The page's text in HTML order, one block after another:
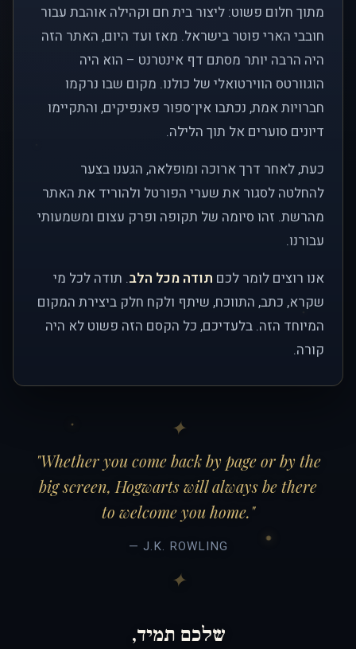
מתוך חלום פשוט: ליצור בית חם וקהילה אוהבת עבור
חובבי הארי פוטר בישראל. מאז ועד היום, האתר הזה
היה הרבה יותר מסתם דף אינטרנט – הוא היה
הוגוורטס הווירטואלי של כולנו. מקום שבו נרקמו
חברויות אמת, נכתבו אין־ספור פאנפיקים, והתקיימו
דיונים סוערים אל תוך הלילה.
כעת, לאחר דרך ארוכה ומופלאה, הגענו בצער
להחלטה לסגור את שערי הפורטל ולהוריד את האתר
מהרשת. זהו סיומה של תקופה ופרק עצום ומשמעותי
עבורנו.
אנו רוצים לומר לכם תודה מכל הלב. תודה לכל מי
שקרא, כתב, התווכח, שיתף ולקח חלק ביצירת המקום
המיוחד הזה. בלעדיכם, כל הקסם הזה פשוט לא היה
קורה.
"Whether you come back by page or by the
big screen, Hogwarts will always be there
to welcome you home."
— J.K. ROWLING
שלכם תמיד,